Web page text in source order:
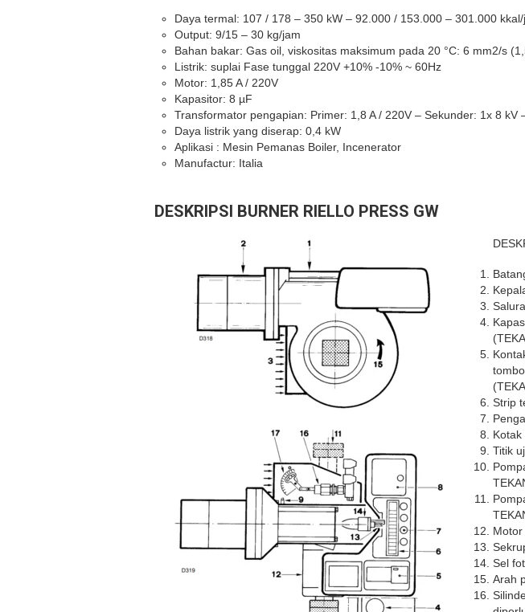
Daya termal: 107 / 178 – 350 kW – 92.000 / 153.000 – 301.000 kkal/
Output: 9/15 – 30 kg/jam
Bahan bakar: Gas oil, viskositas maksimum pada 20 °C: 6 mm2/s
Listrik: suplai Fase tunggal 220V +10% -10% ~ 60Hz
Motor: 1,85 A / 220V
Kapasitor: 8 µF
Transformator pengapian: Primer: 1,8 A / 220V – Sekunder: 1x 8 kV
Daya listrik yang diserap: 0,4 kW
Aplikasi : Mesin Pemanas Boiler, Incenerator
Manufactur: Italia
DESKRIPSI BURNER RIELLO PRESS GW
Strip
Titik
Sel
Arah